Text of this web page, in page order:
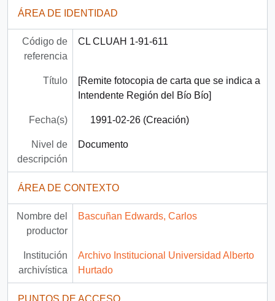
ÁREA DE IDENTIDAD
Código de
referencia
CL CLUAH 1-91-611
Título
[Remite fotocopia de carta que se indica a
Intendente Región del Bío Bío]
Fecha(s) 1991-02-26 (Creación)
Nivel de
descripción
Documento
ÁREA DE CONTEXTO
Nombre del
productor
Bascuñan Edwards, Carlos
Institución
archivística
Archivo Institucional Universidad Alberto
Hurtado
PUNTOS DE ACCESO